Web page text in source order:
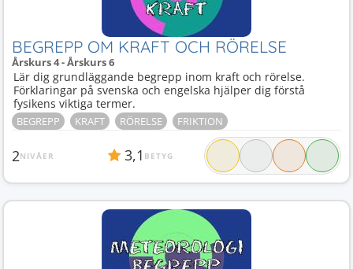
BEGREPP OM KRAFT OCH RÖRELSE
Årskurs 4 - Årskurs 6
Lär dig grundläggande begrepp inom kraft och rörelse.
Förklaringar på svenska och engelska hjälper dig förstå
fysikens viktiga termer.
BEGREPP KRAFT RÖRELSE FRIKTION
2NIVÅER 3,1 BETYG